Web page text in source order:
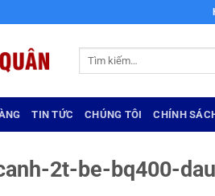
TIN TỨC CHÚNG TÔI CHÍNH
2t-be-bq400-